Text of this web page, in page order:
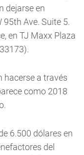
dejarse en
95th Ave. Suite 5.
en TJ Maxx Plaza
hacerse a través
como 2018
6.500 dólares en
del